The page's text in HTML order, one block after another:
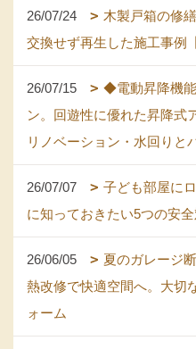
26/07/24
木製戸箱の修
交換せず再生した施工事例
26/07/15
◆電動昇降機
ン。回遊性に優れた昇降式
リノベーション・水回りと
26/07/07
子ども部屋に
に知っておきたい5つの安
26/06/05
夏のガレージ
熱改修で快適空間へ。大切
ォーム